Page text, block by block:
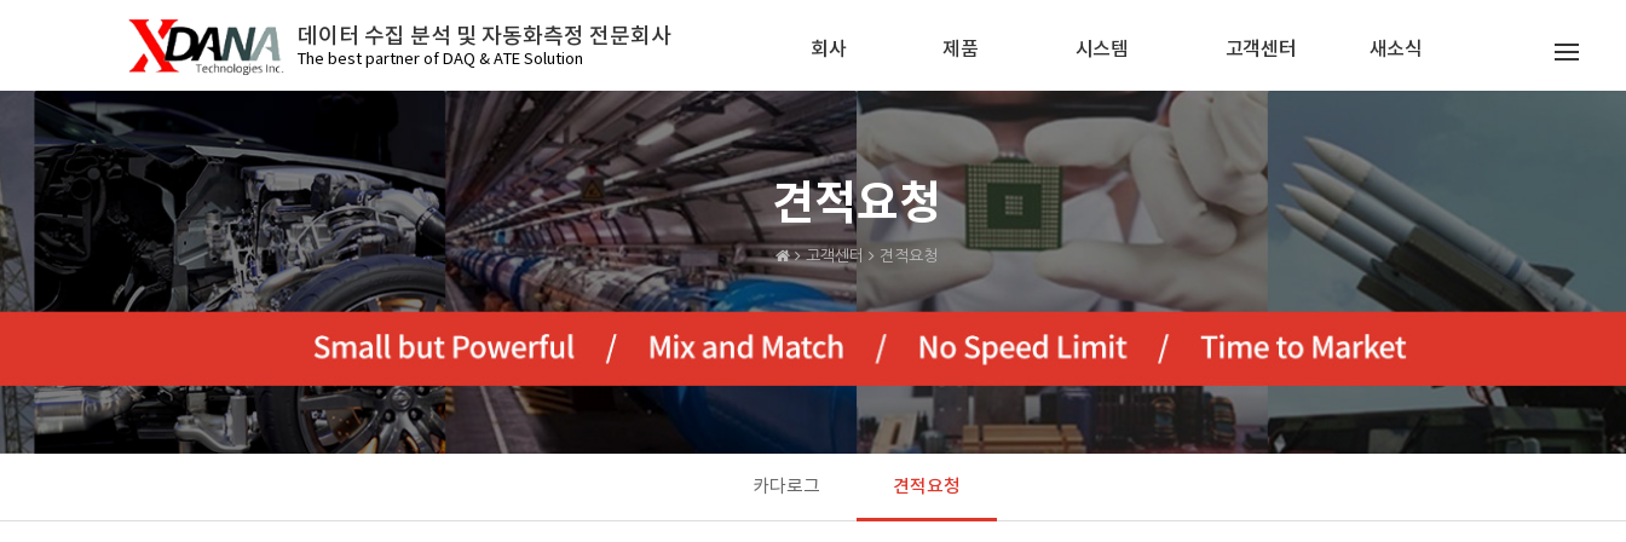
데이터 수집 분석 및 자동화측정 전문회사
The best partner of DAQ & ATE Solution 회사 제품 시스템 고객센터 새소식
견적요청
고객센터 견적요청
카다로그 견적요청